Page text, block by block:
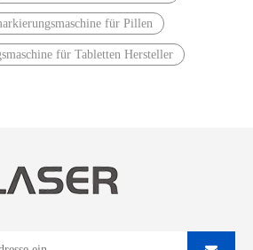
für Pillen
für Tabletten Hersteller